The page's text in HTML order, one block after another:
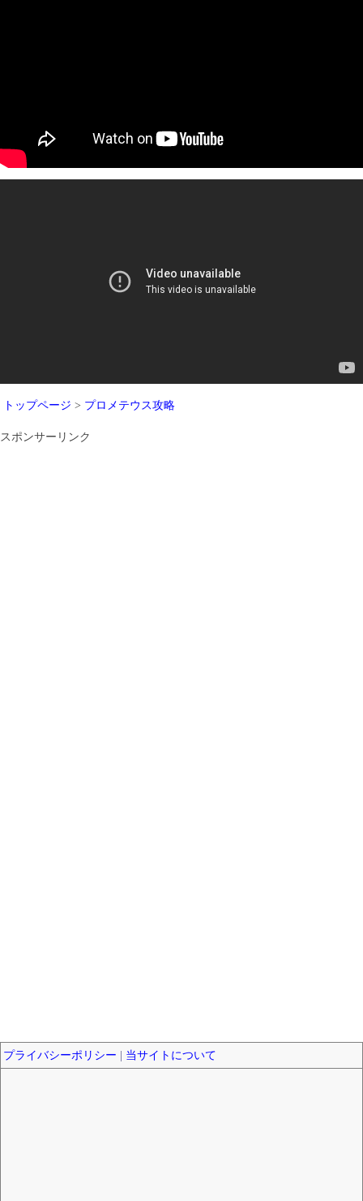
トップページ > プロメテウス攻略
スポンサーリンク
プライバシーポリシー 当サイトについて